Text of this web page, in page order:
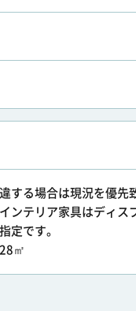
する場合は現況を優先
ンテリア家具はディス
定です。
㎡